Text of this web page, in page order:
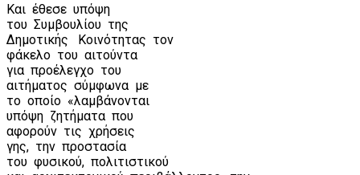
Και έθεσε υπόψη
του Συμβουλίου της
Δημοτικής
Κοινότητας τον
φάκελο του αιτούντα
για προέλεγχο του
αιτήματος σύμφωνα με
το οποίο «λαμβάνονται
υπόψη ζητήματα που
αφορούν τις χρήσεις
γης, την προστασία
του φυσικού, πολιτιστικού